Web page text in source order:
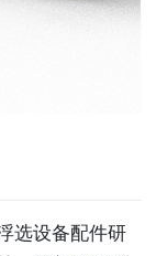
选设备配件研